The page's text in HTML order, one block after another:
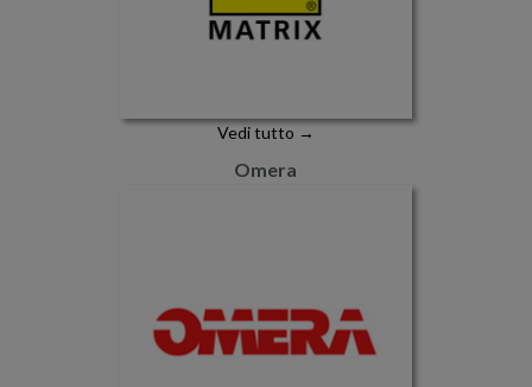
Vedi tutto →
Omera